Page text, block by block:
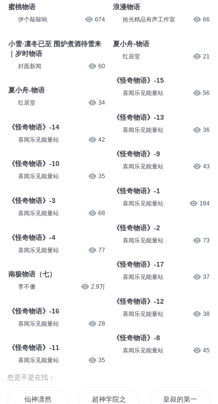
蜜桃物语
伊个敲敲响 674
小雪·凛冬已至 围炉煮酒待雪来
｜岁时物语
封面新闻 60
夏小舟-物语
红居堂 34
《怪奇物语》-14
喜闻乐见能量站 42
《怪奇物语》-10
喜闻乐见能量站 35
《怪奇物语》-3
喜闻乐见能量站 68
《怪奇物语》-4
喜闻乐见能量站 77
南极物语（七）
李不傻 2.9万
《怪奇物语》-16
喜闻乐见能量站 28
《怪奇物语》-11
喜闻乐见能量站 35
浪漫物语
拾光精品有声工作室 66
夏小舟-物语
红居堂 21
《怪奇物语》-15
喜闻乐见能量站 56
《怪奇物语》-13
喜闻乐见能量站 36
《怪奇物语》-9
喜闻乐见能量站 43
《怪奇物语》-1
喜闻乐见能量站 184
《怪奇物语》-2
喜闻乐见能量站 73
《怪奇物语》-17
喜闻乐见能量站 37
《怪奇物语》-12
喜闻乐见能量站 38
《怪奇物语》-8
喜闻乐见能量站 45
您是不是在找：
仙神凛然 超神学院之战神华莎 皇叔的第一宠妃